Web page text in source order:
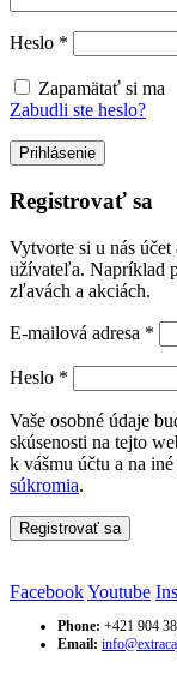
Heslo *
Zapamätať si ma
Zabudli ste heslo?
Prihlásenie
Registrovať sa
Vytvorte si u nás
užívateľa. Napríklad
zľavách a akciách.
E-mailová adresa *
Heslo *
Vaše osobné údaje
skúsenosti na tejto
k vášmu účtu a na
súkromia.
Registrovať sa
FacebookYoutube
Phone: +421 904
Email: